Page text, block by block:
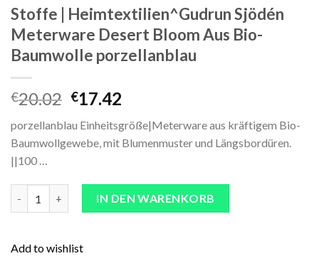
Stoffe | Heimtextilien^Gudrun Sjödén
Meterware Desert Bloom Aus Bio-
Baumwolle porzellanblau
€20.02 Ursprünglicher
war:
€20.02
€17.42
ist:
€17.42.
porzellanblau Einheitsgröße|Meterware aus kräftigem Bio-
Baumwollgewebe, mit Blumenmuster und Längsbordüren.
||100 …
IN DEN WARENKORB
Add to wishlist